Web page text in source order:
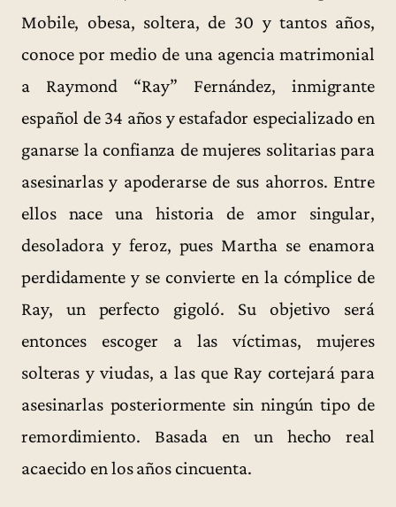
Mobile, obesa, soltera, de 30 y tantos años,
conoce por medio de una agencia matrimonial
a Raymond “Ray” Fernández, inmigrante
español de 34 años y estafador especializado en
ganarse la confianza de mujeres solitarias para
asesinarlas y apoderarse de sus ahorros. Entre
ellos nace una historia de amor singular,
desoladora y feroz, pues Martha se enamora
perdidamente y se convierte en la cómplice de
Ray, un perfecto gigoló. Su objetivo será
entonces escoger a las víctimas, mujeres
solteras y viudas, a las que Ray cortejará para
asesinarlas posteriormente sin ningún tipo de
remordimiento. Basada en un hecho real
acaecido en los años cincuenta.